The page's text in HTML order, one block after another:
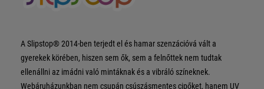
A Slipstop® 2014-ben terjedt el és hamar szenzációvá vált a
gyerekek körében, hiszen sem ők, sem a felnőttek nem tudtak
ellenállni az imádni való mintáknak és a vibráló színeknek.
Webáruházunkban nem csupán csúszásmentes cipőket, hanem UV